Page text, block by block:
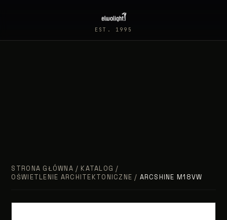
EST. 1995
STRONA GŁÓWNA / KATALOG /
OŚWIETLENIE ARCHITEKTONICZNE / ARCSHINE M18VW